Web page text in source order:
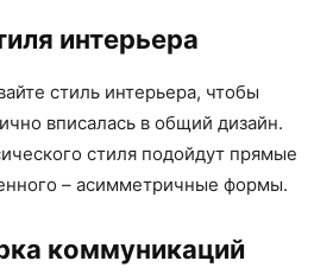
интерьера
стиль интерьера, чтобы
вписалась в общий дизайн.
стиля подойдут прямые
– асимметричные формы.
коммуникаций